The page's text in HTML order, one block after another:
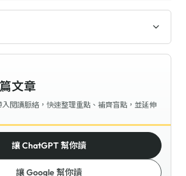
文章
閱讀脈絡，快速整理重點、補齊盲點，並延伸
讓 ChatGPT 幫你讀
讓 Google 幫你讀